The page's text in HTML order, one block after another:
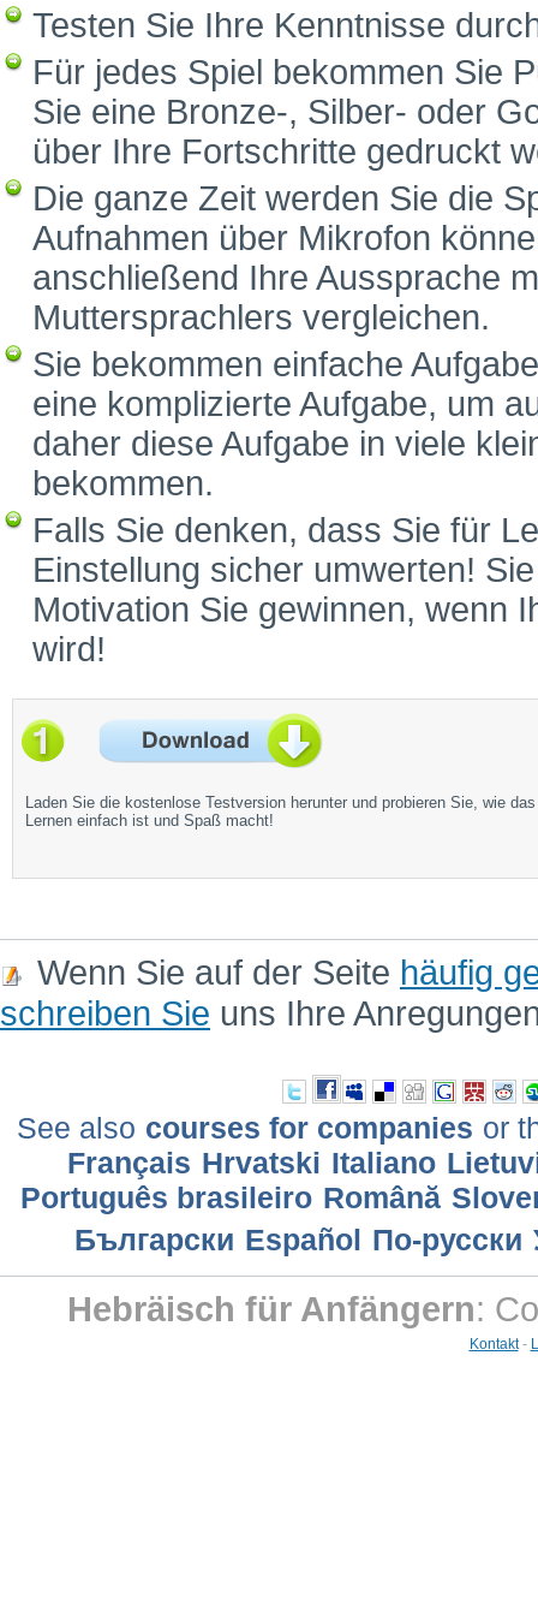
Testen Sie Ihre Kenntnisse
Für jedes Spiel bekommen Sie
Sie eine Bronze-, Silber- oder
über Ihre Fortschritte gedruckt
Die ganze Zeit werden Sie die
Aufnahmen über Mikrofon
anschließend Ihre Aussprache
Muttersprachlers vergleichen.
Sie bekommen einfache
eine komplizierte Aufgabe, um
daher diese Aufgabe in viele
bekommen.
Falls Sie denken, dass Sie für
Einstellung sicher umwerten!
Motivation Sie gewinnen, wenn
wird!
Laden Sie die kostenlose Testversion herunter und probieren Sie, wie das
Lernen einfach ist und Spaß macht!
Wenn Sie auf der Seite häufig
schreiben Sie uns Ihre
See also courses for companies or
Français Hrvatski Italiano
Português brasileiro Română
Български Еspañol По-русски
Hebräisch für Anfängern:
Kontakt-